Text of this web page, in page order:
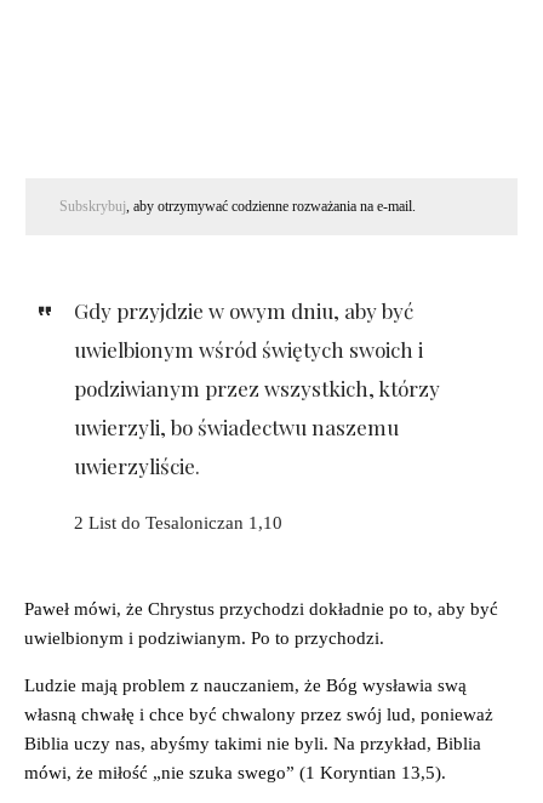
Subskrybuj , aby otrzymywać codzienne rozważania na e-mail.
Gdy przyjdzie w owym dniu, aby być
uwielbionym wśród świętych swoich i
podziwianym przez wszystkich, którzy
uwierzyli, bo świadectwu naszemu
uwierzyliście.
2 List do Tesaloniczan 1,10
Paweł mówi, że Chrystus przychodzi dokładnie po to, aby być
uwielbionym i podziwianym. Po to przychodzi.
Ludzie mają problem z nauczaniem, że Bóg wysławia swą
własną chwałę i chce być chwalony przez swój lud, ponieważ
Biblia uczy nas, abyśmy takimi nie byli. Na przykład, Biblia
mówi, że miłość „nie szuka swego” (1 Koryntian 13,5).